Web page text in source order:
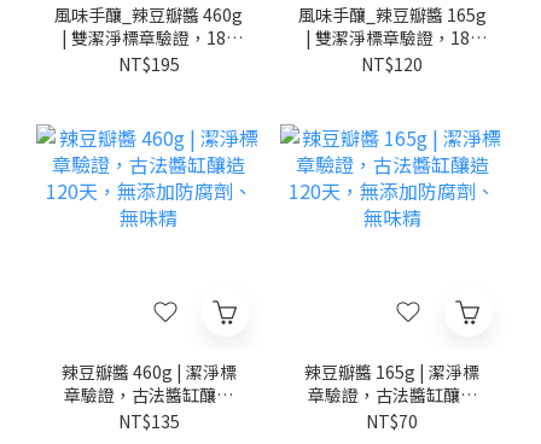
風味手釀_辣豆瓣醬 460g
| 雙潔淨標章驗證，180
天古法醬缸熟成，使用嘉
NT$195
風味手釀_辣豆瓣醬 165g
| 雙潔淨標章驗證，180
天古法醬缸熟成，使用嘉
NT$120
辣豆瓣醬 460g | 潔淨標
章驗證，古法醬缸釀造
120天，無添加防腐劑、
NT$135
辣豆瓣醬 165g | 潔淨標
章驗證，古法醬缸釀造
120天，無添加防腐劑、
NT$70